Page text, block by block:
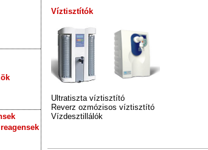
Víztisztítók
Ultratiszta víztisztító
Reverz ozmózisos víztisztító
Vízdesztillálók